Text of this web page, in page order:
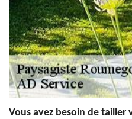
Vous avez besoin de tailler